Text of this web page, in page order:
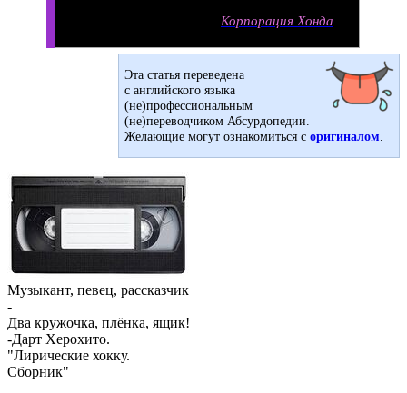
Корпорация Хонда
Эта статья переведена
с английского языка
(не)профессиональным
(не)переводчиком Абсурдопедии.
Желающие могут ознакомиться с оригиналом
Музыкант, певец, рассказчик
-
Два кружочка, плёнка, ящик!
-Дарт Херохито.
"Лирические хокку.
Сборник"